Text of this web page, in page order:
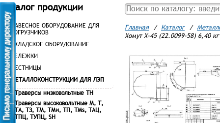
Каталог продукции
НАВЕСНОЕ ОБОРУДОВАНИЕ ДЛЯ
ПОГРУЗЧИКОВ
СКЛАДСКОЕ ОБОРУДОВАНИЕ
ТЕЛЕЖКИ
ЛЕСТНИЦЫ
МЕТАЛЛОКОНСТРУКЦИИ ДЛЯ ЛЭП
Траверсы низковольтные ТН
Траверсы высоковольтные М, Т,
ТА, ТЗ, ТМ, ТМи, ТП, ТМs, ТАЦ,
ТПЦ, ТУПЦ, SH
Главная / Каталог /
Хомут Х-45 (22.0099-58) 6,40 кг